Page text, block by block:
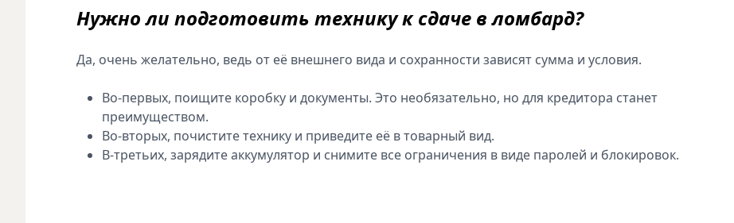
Нужно ли подготовить технику к сдаче в ломбард?
Да, очень желательно, ведь от её внешнего вида и сохранности зависят сумма и условия.
Во-первых, поищите коробку и документы. Это необязательно, но для кредитора станет
преимуществом.
Во-вторых, почистите технику и приведите её в товарный вид.
В-третьих, зарядите аккумулятор и снимите все ограничения в виде паролей и блокировок.